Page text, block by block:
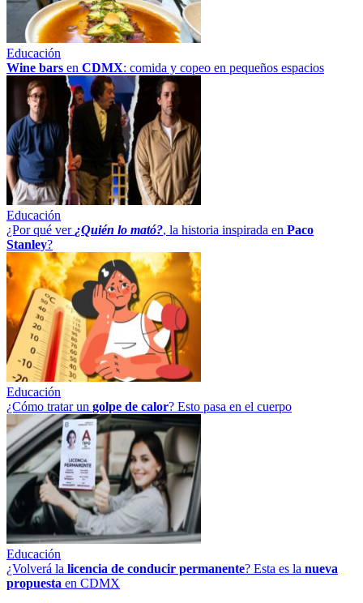
Educación
Wine bars en CDMX: comida y copeo en pequeños espacios
Educación
¿Por qué ver ¿Quién lo mató?, la historia inspirada en Paco
Stanley?
Educación
¿Cómo tratar un golpe de calor? Esto pasa en el cuerpo
Educación
¿Volverá la licencia de conducir permanente? Esta es la nueva
propuesta en CDMX